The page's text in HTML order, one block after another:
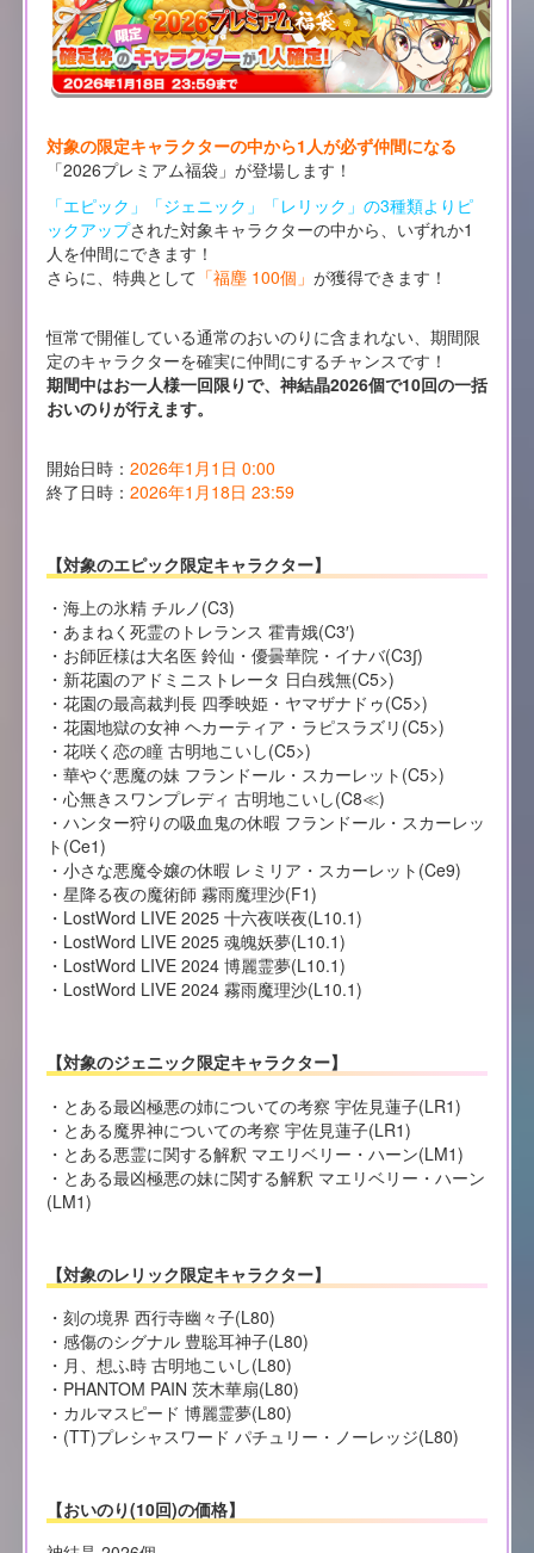
対象の限定キャラクターの中から1人が必ず仲間になる
「2026プレミアム福袋」が登場します！
「エピック」「ジェニック」「レリック」の3種類よりピ
ックアップされた対象キャラクターの中から、いずれか1
人を仲間にできます！
さらに、特典として 「福塵 100個」 が獲得できます！
恒常で開催している通常のおいのりに含まれない、期間限
定のキャラクターを確実に仲間にするチャンスです！
期間中はお一人様一回限りで、神結晶2026個で10回の一括
おいのりが行えます。
開始日時： 2026年1月1日 0:00
終了日時： 2026年1月18日 23:59
【対象のエピック限定キャラクター】
・海上の氷精 チルノ(C3)
・あまねく死霊のトレランス 霍青娥(C3′)
・お師匠様は大名医 鈴仙・優曇華院・イナバ(C3∫)
・新花園のアドミニストレータ 日白残無(C5>)
・花園の最高裁判長 四季映姫・ヤマザナドゥ(C5>)
・花園地獄の女神 ヘカーティア・ラピスラズリ(C5>)
・花咲く恋の瞳 古明地こいし(C5>)
・華やぐ悪魔の妹 フランドール・スカーレット(C5>)
・心無きスワンプレディ 古明地こいし(C8≪)
・ハンター狩りの吸血鬼の休暇 フランドール・スカーレッ
ト(Ce1)
・小さな悪魔令嬢の休暇 レミリア・スカーレット(Ce9)
・星降る夜の魔術師 霧雨魔理沙(F1)
・LostWord LIVE 2025 十六夜咲夜(L10.1)
・LostWord LIVE 2025 魂魄妖夢(L10.1)
・LostWord LIVE 2024 博麗霊夢(L10.1)
・LostWord LIVE 2024 霧雨魔理沙(L10.1)
【対象のジェニック限定キャラクター】
・とある最凶極悪の姉についての考察 宇佐見蓮子(LR1)
・とある魔界神についての考察 宇佐見蓮子(LR1)
・とある悪霊に関する解釈 マエリベリー・ハーン(LM1)
・とある最凶極悪の妹に関する解釈 マエリベリー・ハーン
(LM1)
【対象のレリック限定キャラクター】
・刻の境界 西行寺幽々子(L80)
・感傷のシグナル 豊聡耳神子(L80)
・月、想ふ時 古明地こいし(L80)
・PHANTOM PAIN 茨木華扇(L80)
・カルマスピード 博麗霊夢(L80)
・(TT)プレシャスワード パチュリー・ノーレッジ(L80)
【おいのり(10回)の価格】